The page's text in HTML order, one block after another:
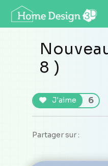
8 )
J'aime 6
Partager sur :